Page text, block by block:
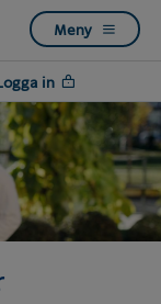
Meny
in